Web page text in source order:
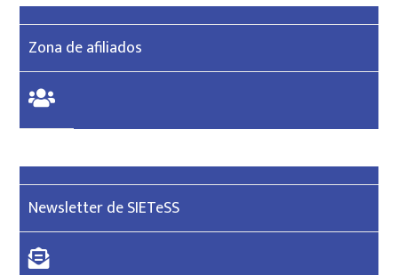
Zona de afiliados
Newsletter de SIETeSS